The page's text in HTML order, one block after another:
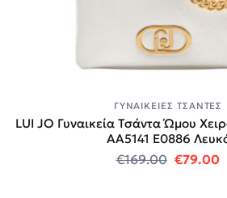
ΓΥΝΑΙΚΕΊΕΣ ΤΣΆΝΤΕΣ
LUI JO Γυναικεία Τσάντα Ώμου
AA5141 E0886
€169.00 Original
€79.00